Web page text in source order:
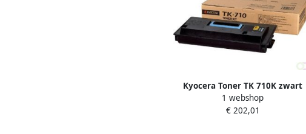
Kyocera Toner TK 710K zwart
1 webshop
€ 202,01